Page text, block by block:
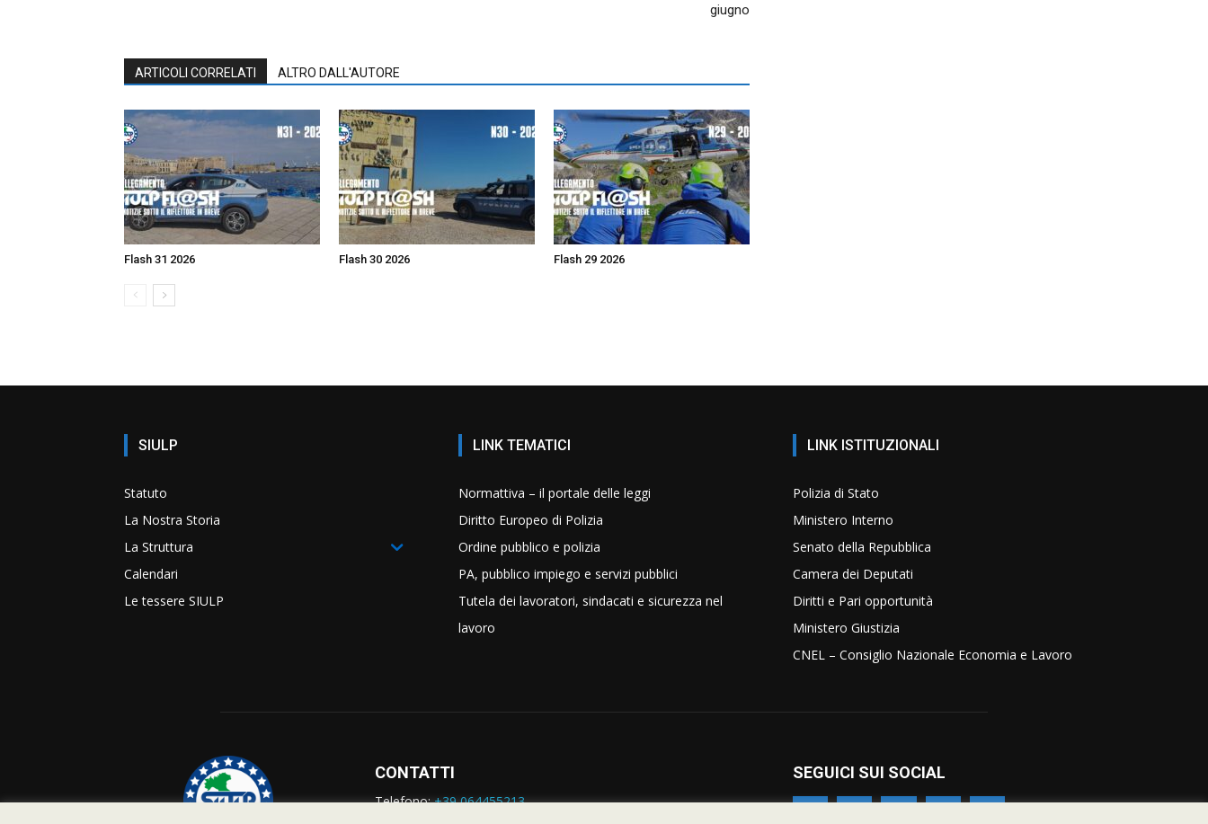
giugno
ARTICOLI CORRELATI ALTRO DALL'AUTORE
Flash 31 2026 Flash 30 2026 Flash 29 2026
SIULP
Statuto
La Nostra Storia
La Struttura
Calendari
Le tessere SIULP
LINK TEMATICI
Normattiva – il portale delle leggi
Diritto Europeo di Polizia
Ordine pubblico e polizia
PA, pubblico impiego e servizi pubblici
Tutela dei lavoratori, sindacati e sicurezza nel
lavoro
LINK ISTITUZIONALI
Polizia di Stato
Ministero Interno
Senato della Repubblica
Camera dei Deputati
Diritti e Pari opportunità
Ministero Giustizia
CNEL – Consiglio Nazionale Economia e Lavoro
CONTATTI
Telefono:+39 064455213
SEGUICI SUI SOCIAL